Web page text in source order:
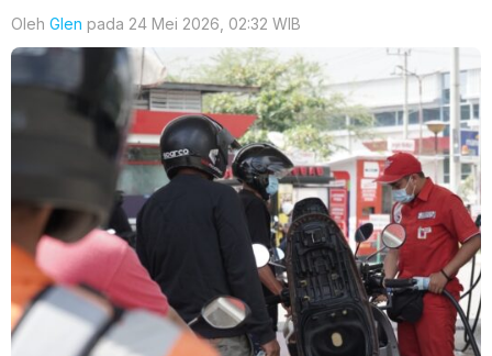
Oleh Glen pada 24 Mei 2026, 02:32 WIB